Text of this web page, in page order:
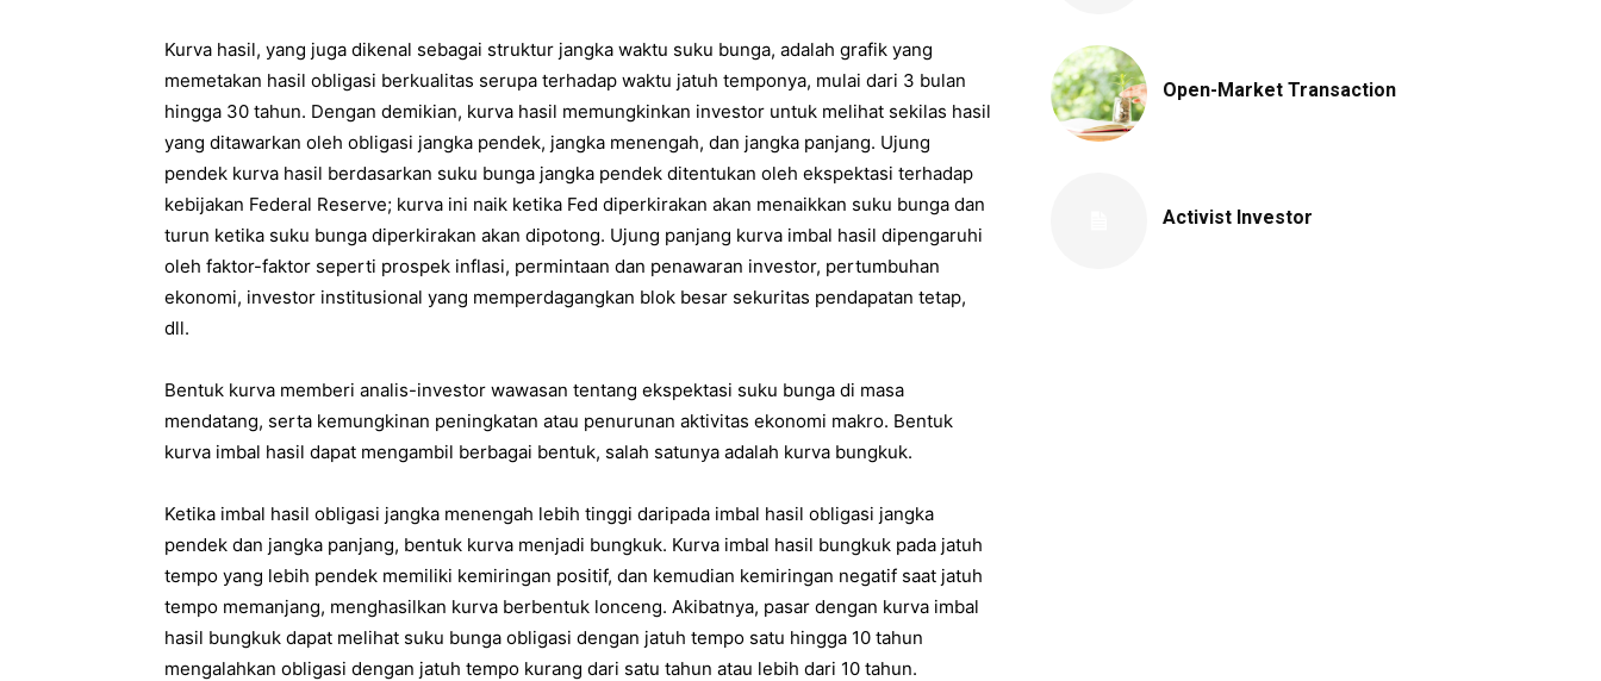
Kurva hasil, yang juga dikenal sebagai struktur jangka waktu suku bunga, adalah grafik yang
memetakan hasil obligasi berkualitas serupa terhadap waktu jatuh temponya, mulai dari 3 bulan
hingga 30 tahun. Dengan demikian, kurva hasil memungkinkan investor untuk melihat sekilas hasil
yang ditawarkan oleh obligasi jangka pendek, jangka menengah, dan jangka panjang. Ujung
pendek kurva hasil berdasarkan suku bunga jangka pendek ditentukan oleh ekspektasi terhadap
kebijakan Federal Reserve; kurva ini naik ketika Fed diperkirakan akan menaikkan suku bunga dan
turun ketika suku bunga diperkirakan akan dipotong. Ujung panjang kurva imbal hasil dipengaruhi
oleh faktor-faktor seperti prospek inflasi, permintaan dan penawaran investor, pertumbuhan
ekonomi, investor institusional yang memperdagangkan blok besar sekuritas pendapatan tetap,
dll.
Bentuk kurva memberi analis-investor wawasan tentang ekspektasi suku bunga di masa
mendatang, serta kemungkinan peningkatan atau penurunan aktivitas ekonomi makro. Bentuk
kurva imbal hasil dapat mengambil berbagai bentuk, salah satunya adalah kurva bungkuk.
Ketika imbal hasil obligasi jangka menengah lebih tinggi daripada imbal hasil obligasi jangka
pendek dan jangka panjang, bentuk kurva menjadi bungkuk. Kurva imbal hasil bungkuk pada jatuh
tempo yang lebih pendek memiliki kemiringan positif, dan kemudian kemiringan negatif saat jatuh
tempo memanjang, menghasilkan kurva berbentuk lonceng. Akibatnya, pasar dengan kurva imbal
hasil bungkuk dapat melihat suku bunga obligasi dengan jatuh tempo satu hingga 10 tahun
mengalahkan obligasi dengan jatuh tempo kurang dari satu tahun atau lebih dari 10 tahun.
Open-Market Transaction
Activist Investor